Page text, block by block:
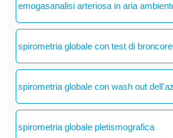
emogasanalisi arteriosa in aria
spirometria globale con test di
spirometria globale con wash out
spirometria globale pletismografica